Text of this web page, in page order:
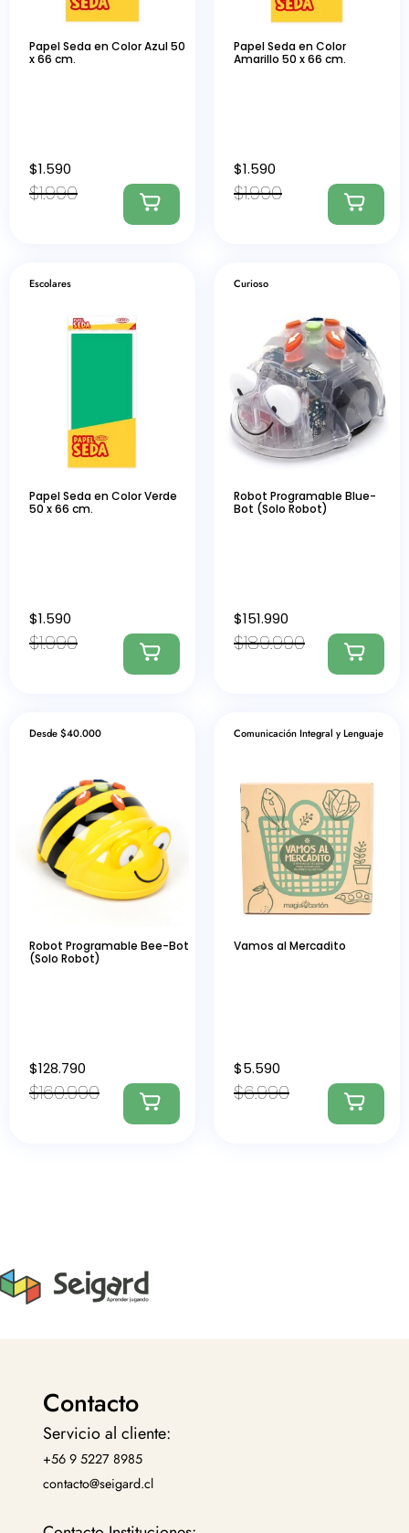
Papel Seda en Color Azul 50
x 66 cm.
$1.990
$1.590
Papel Seda en Color
Amarillo 50 x 66 cm.
$1.990
$1.590
Escolares
Papel Seda en Color Verde
50 x 66 cm.
$1.990
$1.590
Curioso
Robot Programable Blue-
Bot (Solo Robot)
$189.990
$151.990
Desde $40.000
Robot Programable Bee-Bot
(Solo Robot)
$160.990
$128.790
Comunicación Integral y Lenguaje
Vamos al Mercadito
$6.990
$5.590
Contacto
Servicio al cliente:
+56 9 5227 8985
contacto@seigard.cl